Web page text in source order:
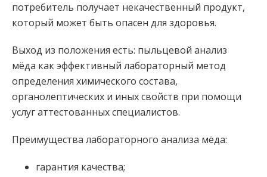
потребитель получает некачественный продукт,
который может быть опасен для здоровья.
Выход из положения есть: пыльцевой анализ
мёда как эффективный лабораторный метод
определения химического состава,
органолептических и иных свойств при помощи
услуг аттестованных специалистов.
Преимущества лабораторного анализа мёда:
гарантия качества;